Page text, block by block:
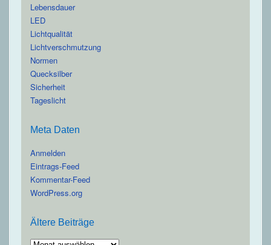
Lebensdauer
LED
Lichtqualität
Lichtverschmutzung
Normen
Quecksilber
Sicherheit
Tageslicht
Meta Daten
Anmelden
Eintrags-Feed
Kommentar-Feed
WordPress.org
Ältere Beiträge
Ältere